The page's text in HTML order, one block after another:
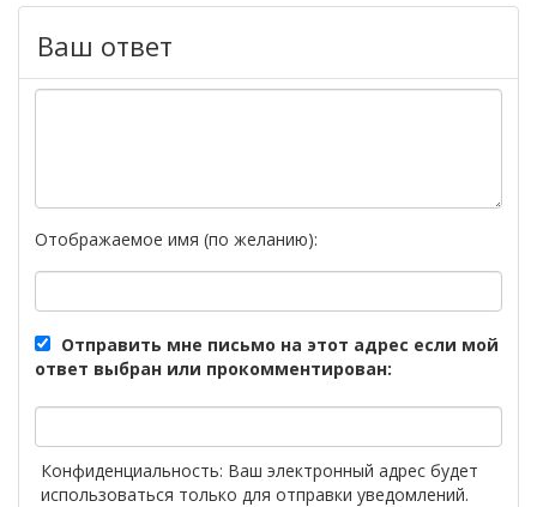
Ваш ответ
Отображаемое имя (по желанию):
Отправить мне письмо на этот адрес если мой
ответ выбран или прокомментирован:
Конфиденциальность: Ваш электронный адрес будет
использоваться только для отправки уведомлений.